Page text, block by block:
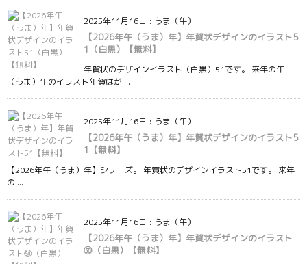
2025年11月16日 : うま（午）
【2026年午（うま）年】年賀状デザインのイラスト5
1（白黒）【無料】
年賀状のデザインイラスト（白黒）51です。 来年の午
（うま）年のイラスト年賀はが ...
2025年11月16日 : うま（午）
【2026年午（うま）年】年賀状デザインのイラスト5
1【無料】
【2026年午（うま）年】シリーズ。 年賀状のデザインイラスト51です。 来年
の ...
2025年11月16日 : うま（午）
【2026年午（うま）年】年賀状デザインのイラスト
㊿（白黒）【無料】